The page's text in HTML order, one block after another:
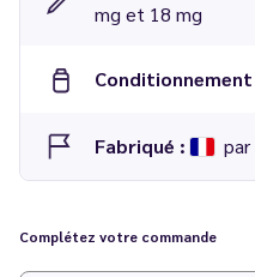
mg et 18 mg
Conditionnement
Fabriqué : par
Complétez votre commande